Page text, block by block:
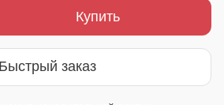
Купить
Быстрый заказ